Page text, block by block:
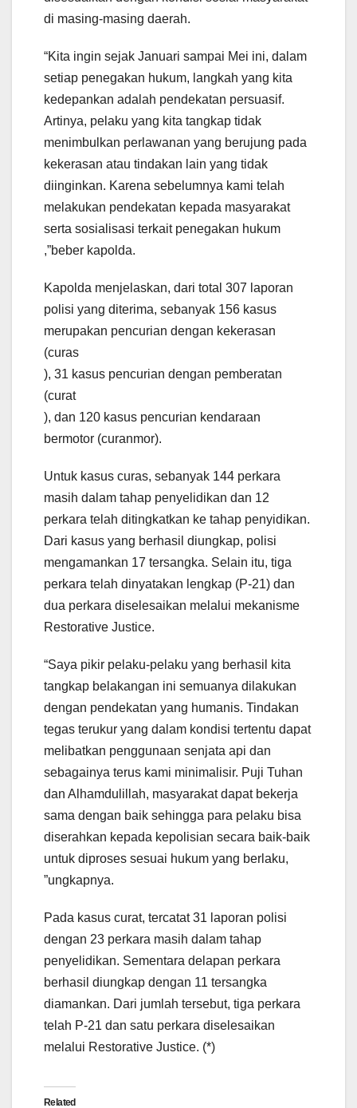
di masing-masing daerah.
“Kita ingin sejak Januari sampai Mei ini, dalam
setiap penegakan hukum, langkah yang kita
kedepankan adalah pendekatan persuasif.
Artinya, pelaku yang kita tangkap tidak
menimbulkan perlawanan yang berujung pada
kekerasan atau tindakan lain yang tidak
diinginkan. Karena sebelumnya kami telah
melakukan pendekatan kepada masyarakat
serta sosialisasi terkait penegakan hukum
,”beber kapolda.
Kapolda menjelaskan, dari total 307 laporan
polisi yang diterima, sebanyak 156 kasus
merupakan pencurian dengan kekerasan
(curas
), 31 kasus pencurian dengan pemberatan
(curat
), dan 120 kasus pencurian kendaraan
bermotor (curanmor).
Untuk kasus curas, sebanyak 144 perkara
masih dalam tahap penyelidikan dan 12
perkara telah ditingkatkan ke tahap penyidikan.
Dari kasus yang berhasil diungkap, polisi
mengamankan 17 tersangka. Selain itu, tiga
perkara telah dinyatakan lengkap (P-21) dan
dua perkara diselesaikan melalui mekanisme
Restorative Justice.
“Saya pikir pelaku-pelaku yang berhasil kita
tangkap belakangan ini semuanya dilakukan
dengan pendekatan yang humanis. Tindakan
tegas terukur yang dalam kondisi tertentu dapat
melibatkan penggunaan senjata api dan
sebagainya terus kami minimalisir. Puji Tuhan
dan Alhamdulillah, masyarakat dapat bekerja
sama dengan baik sehingga para pelaku bisa
diserahkan kepada kepolisian secara baik-baik
untuk diproses sesuai hukum yang berlaku,
”ungkapnya.
Pada kasus curat, tercatat 31 laporan polisi
dengan 23 perkara masih dalam tahap
penyelidikan. Sementara delapan perkara
berhasil diungkap dengan 11 tersangka
diamankan. Dari jumlah tersebut, tiga perkara
telah P-21 dan satu perkara diselesaikan
melalui Restorative Justice. (*)
Related